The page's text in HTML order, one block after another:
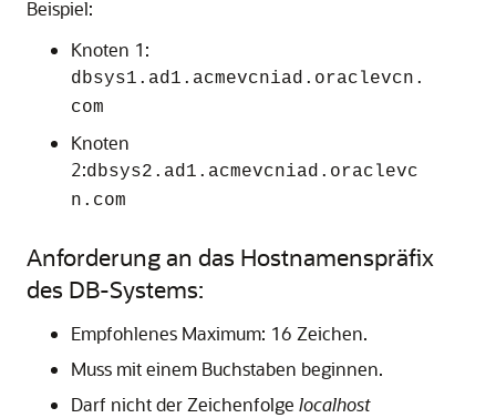
Beispiel:
Knoten 1:
dbsys1.ad1.acmevcniad.oraclevcn.
com
Knoten
2:dbsys2.ad1.acmevcniad.oraclevc
n.com
Anforderung an das Hostnamenspräfix
des DB-Systems:
Empfohlenes Maximum: 16 Zeichen.
Muss mit einem Buchstaben beginnen.
Darf nicht der Zeichenfolge localhost